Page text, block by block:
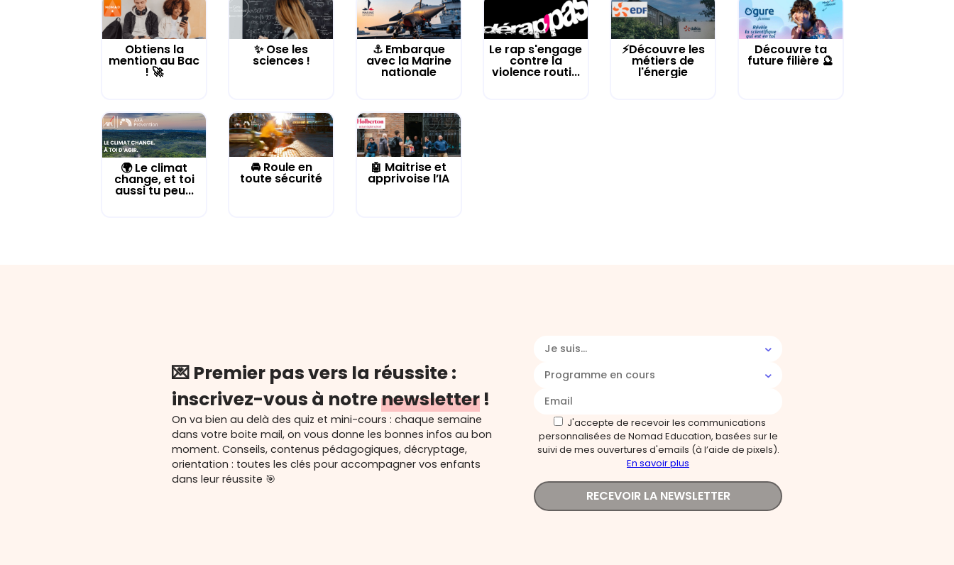
Obtiens la
mention au Bac
! 🚀
✨ Ose les
sciences !
⚓️ Embarque
avec la Marine
nationale
Le rap s'engage
contre la
violence routi...
⚡Découvre les
métiers de
l'énergie
Découvre ta
future filière 🔮
🌍 Le climat
change, et toi
aussi tu peu...
🚘 Roule en
toute sécurité
🤖 Maitrise et
apprivoise l’IA
💌 Premier pas vers la réussite :
inscrivez-vous à notrenewsletter !
On va bien au delà des quiz et mini-cours : chaque semaine
dans votre boite mail, on vous donne les bonnes infos au bon
moment. Conseils, contenus pédagogiques, décryptage,
orientation : toutes les clés pour accompagner vos enfants
dans leur réussite 🎯
Je suis...
Programme en cours
J'accepte de recevoir les communications
personnalisées de Nomad Education, basées sur le
suivi de mes ouvertures d'emails (à l’aide de pixels).
En savoir plus
RECEVOIR LA NEWSLETTER